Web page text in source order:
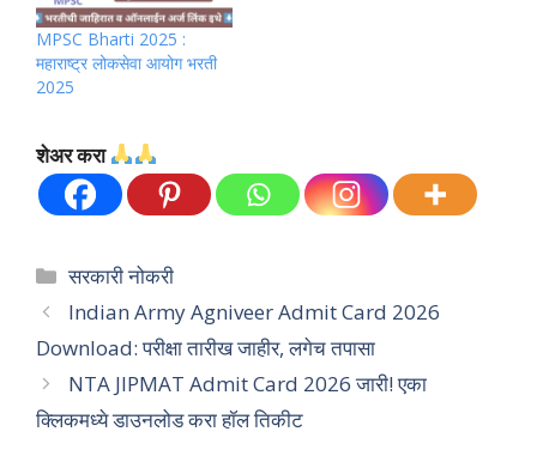
MPSC Bharti 2025 :
महाराष्ट्र लोकसेवा आयोग भरती
2025
शेअर करा
Categories
सरकारी नोकरी
Indian Army Agniveer Admit Card 2026
Download: परीक्षा तारीख जाहीर, लगेच तपासा
NTA JIPMAT Admit Card 2026 जारी! एका
क्लिकमध्ये डाउनलोड करा हॉल तिकीट